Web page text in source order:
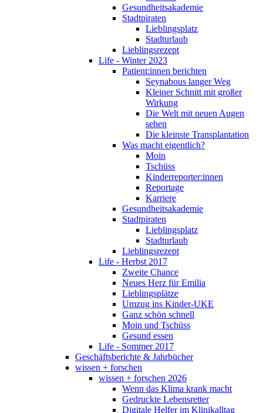
Gesundheitsakademie
Stadtpiraten
Lieblingsplatz
Stadturlaub
Lieblingsrezept
Life - Winter 2023
Patient:innen berichten
Seynabous langer Weg
Kleiner Schnitt mit großer
Wirkung
Die Welt mit neuen Augen
sehen
Die kleinste Transplantation
Was macht eigentlich?
Moin
Tschüss
Kinderreporter:innen
Reportage
Karriere
Gesundheitsakademie
Stadtpiraten
Lieblingsplatz
Stadturlaub
Lieblingsrezept
Life - Herbst 2017
Zweite Chance
Neues Herz für Emilia
Lieblingsplätze
Umzug ins Kinder-UKE
Ganz schön schnell
Moin und Tschüss
Gesund essen
Life - Sommer 2017
Geschäftsberichte & Jahrbücher
wissen + forschen
wissen + forschen 2026
Wenn das Klima krank macht
Gedruckte Lebensretter
Digitale Helfer im Klinikalltag